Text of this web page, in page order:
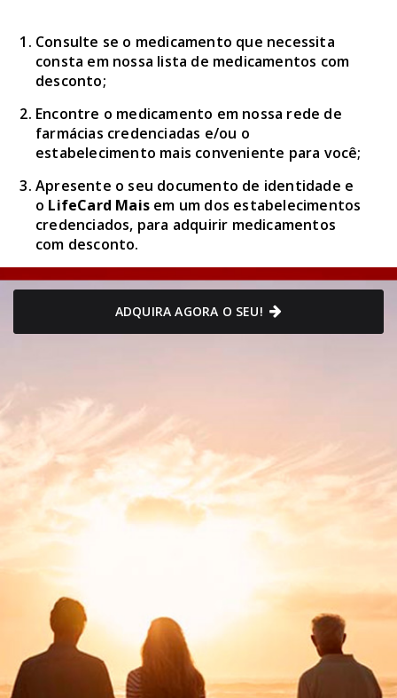
Consulte se o medicamento que necessita
consta em nossa lista de medicamentos com
desconto;
Encontre o medicamento em nossa rede de
farmácias credenciadas e/ou o
estabelecimento mais conveniente para você;
Apresente o seu documento de identidade e
o LifeCard Mais em um dos estabelecimentos
credenciados, para adquirir medicamentos
com desconto.
ADQUIRA AGORA O SEU!